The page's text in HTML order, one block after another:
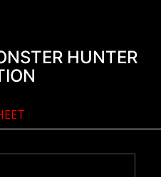
HUNTER